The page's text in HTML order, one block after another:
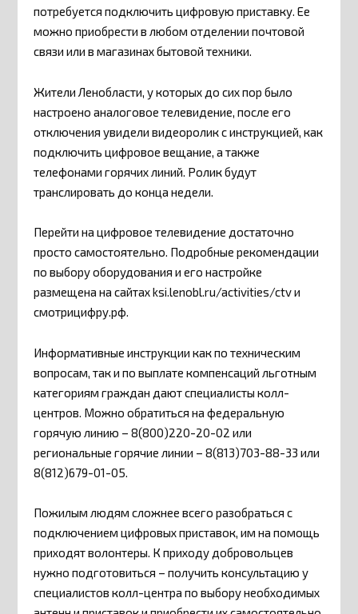
потребуется подключить цифровую приставку. Ее
можно приобрести в любом отделении почтовой
связи или в магазинах бытовой техники.
Жители Ленобласти, у которых до сих пор было
настроено аналоговое телевидение, после его
отключения увидели видеоролик с инструкцией, как
подключить цифровое вещание, а также
телефонами горячих линий. Ролик будут
транслировать до конца недели.
Перейти на цифровое телевидение достаточно
просто самостоятельно. Подробные рекомендации
по выбору оборудования и его настройке
размещена на сайтах ksi.lenobl.ru/activities/ctv и
смотрицифру.рф.
Информативные инструкции как по техническим
вопросам, так и по выплате компенсаций льготным
категориям граждан дают специалисты колл-
центров. Можно обратиться на федеральную
горячую линию – 8(800)220-20-02 или
региональные горячие линии – 8(813)703-88-33 или
8(812)679-01-05.
Пожилым людям сложнее всего разобраться с
подключением цифровых приставок, им на помощь
приходят волонтеры. К приходу добровольцев
нужно подготовиться – получить консультацию у
специалистов колл-центра по выбору необходимых